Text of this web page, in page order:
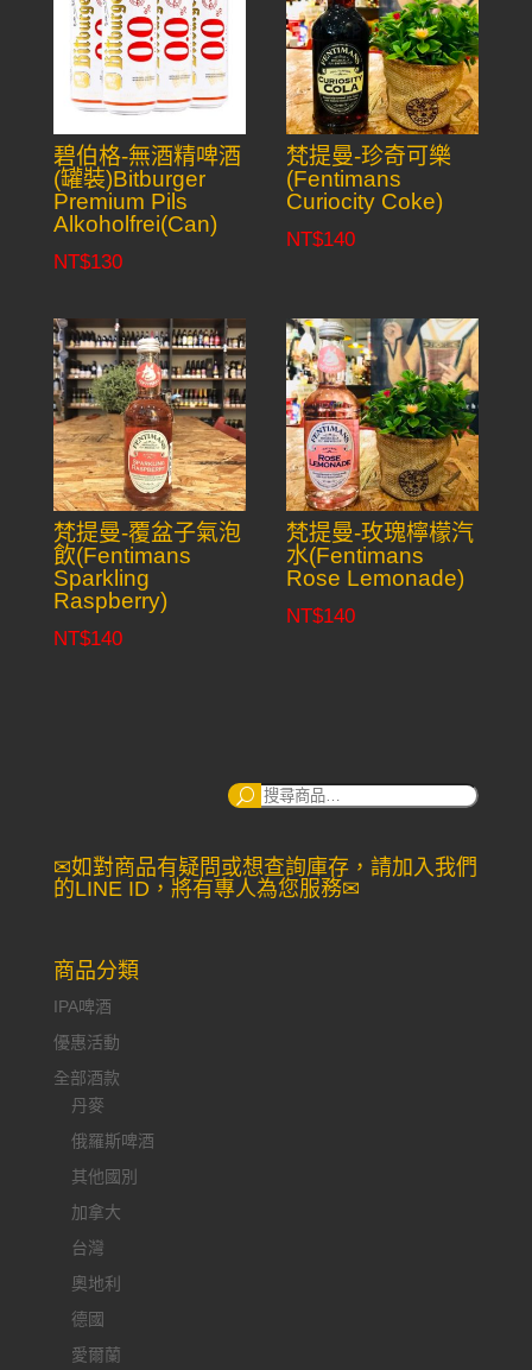
碧伯格-無酒精啤酒
(罐裝)Bitburger
Premium Pils
Alkoholfrei(Can)
NT$130
梵提曼-珍奇可樂
(Fentimans
Curiocity Coke)
NT$140
梵提曼-覆盆子氣泡
飲(Fentimans
Sparkling
Raspberry)
NT$140
梵提曼-玫瑰檸檬汽
水(Fentimans
Rose Lemonade)
NT$140
搜
✉如對商品有疑問或想查詢庫存，請加入我們
的LINE ID，將有專人為您服務✉
商品分類
IPA啤酒
優惠活動
全部酒款
丹麥
俄羅斯啤酒
其他國別
加拿大
台灣
奧地利
德國
愛爾蘭